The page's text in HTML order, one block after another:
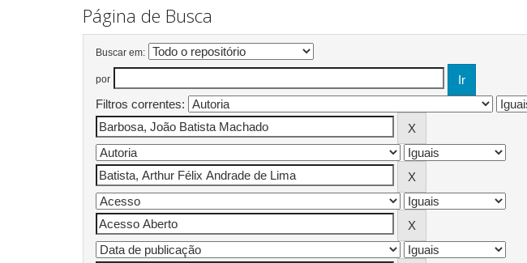
Página de Busca
Buscar em:
por
Filtros correntes: